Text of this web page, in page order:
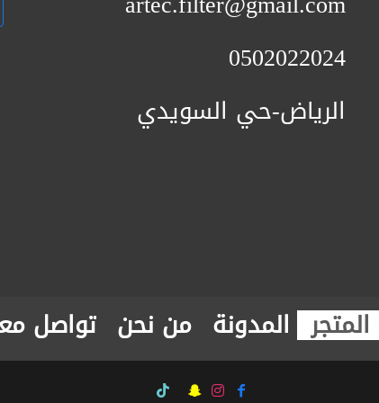
0502022024
الرياض-حي السويدي
المتجر المدونة من نحن تواصل